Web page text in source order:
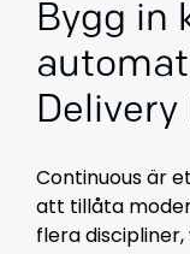
Bygg in
Continuous är
att tillåta
flera